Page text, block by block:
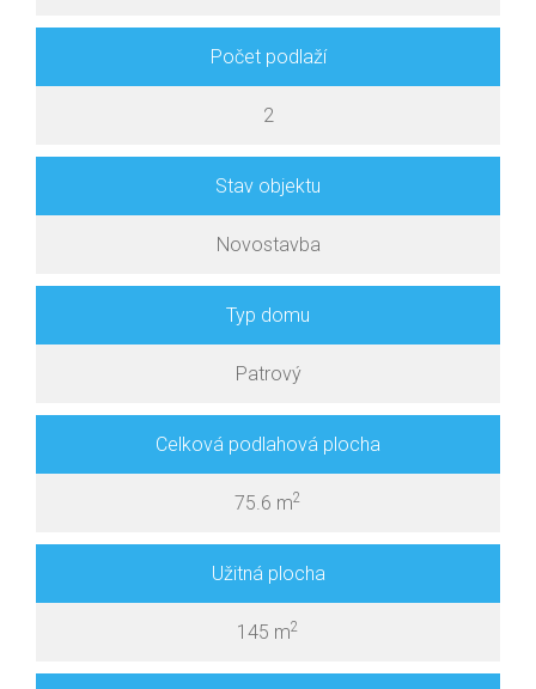
Počet podlaží
2
Stav objektu
Novostavba
Typ domu
Patrový
Celková podlahová plocha
75.6 m2
Užitná plocha
145 m2